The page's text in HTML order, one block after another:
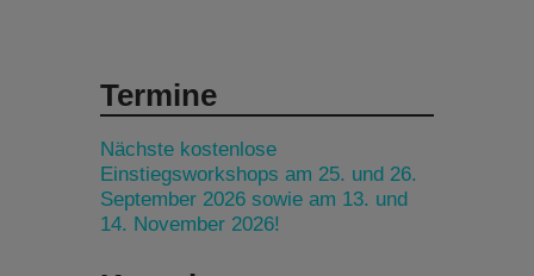
Termine
Nächste kostenlose
Einstiegsworkshops am 25. und 26.
September 2026 sowie am 13. und
14. November 2026!